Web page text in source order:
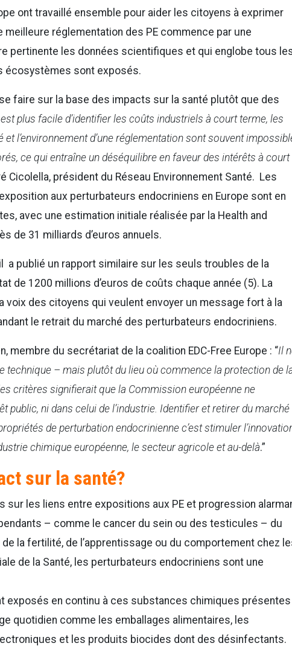
ont travaillé ensemble pour aider les citoyens à exprimer
réglementation des PE commence par une
pertinente les données scientifiques et qui englobe tous
écosystèmes sont exposés.
faire sur la base des impacts sur la santé plutôt que des
plus facile d’identifier les coûts industriels à court terme, les
l’environnement d’une réglementation sont souvent
ce qui entraîne un déséquilibre en faveur des intérêts à court
Cicolella, président du Réseau Environnement Santé. Les
aux perturbateurs endocriniens en Europe sont en
avec une estimation initiale réalisée par la Health and
de 31 milliards d’euros annuels.
a publié un rapport similaire sur les seuls troubles de la
de 1200 millions d’euros de coûts chaque année (5). La
voix des citoyens qui veulent envoyer un message fort à la
le retrait du marché des perturbateurs endocriniens.
membre du secrétariat de la coalition EDC-Free Europe : “Il
technique – mais plutôt du lieu où commence la protection de
critères signifierait que la Commission européenne ne
public, ni dans celui de l’industrie. Identifier et retirer du marché
de perturbation endocrinienne c’est stimuler
chimique européenne, le secteur agricole et au-delà.”
sur la santé?
sur les liens entre expositions aux PE et progression
– comme le cancer du sein ou des testicules – du
la fertilité, de l’apprentissage ou du comportement chez
de la Santé, les perturbateurs endocriniens sont une
exposés en continu à ces substances chimiques présentes
quotidien comme les emballages alimentaires, les
et les produits biocides dont des désinfectants.